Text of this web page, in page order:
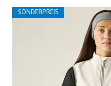
SONDERPREIS